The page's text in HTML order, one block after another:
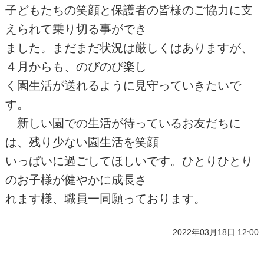
子どもたちの笑顔と保護者の皆様のご協力に支
えられて乗り切る事ができ
ました。まだまだ状況は厳しくはありますが、
４月からも、のびのび楽し
く園生活が送れるように見守っていきたいで
す。
新しい園での生活が待っているお友だちに
は、残り少ない園生活を笑顔
いっぱいに過ごしてほしいです。ひとりひとり
のお子様が健やかに成長さ
れます様、職員一同願っております。
2022年03月18日 12:00